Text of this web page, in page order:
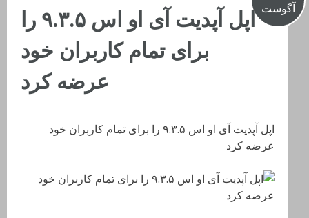
آگوست
اپل آپدیت آی او اس ۹.۳.۵ را
برای تمام کاربران خود
عرضه کرد
اپل آپدیت آی او اس ۹.۳.۵ را برای تمام کاربران خود
عرضه کرد